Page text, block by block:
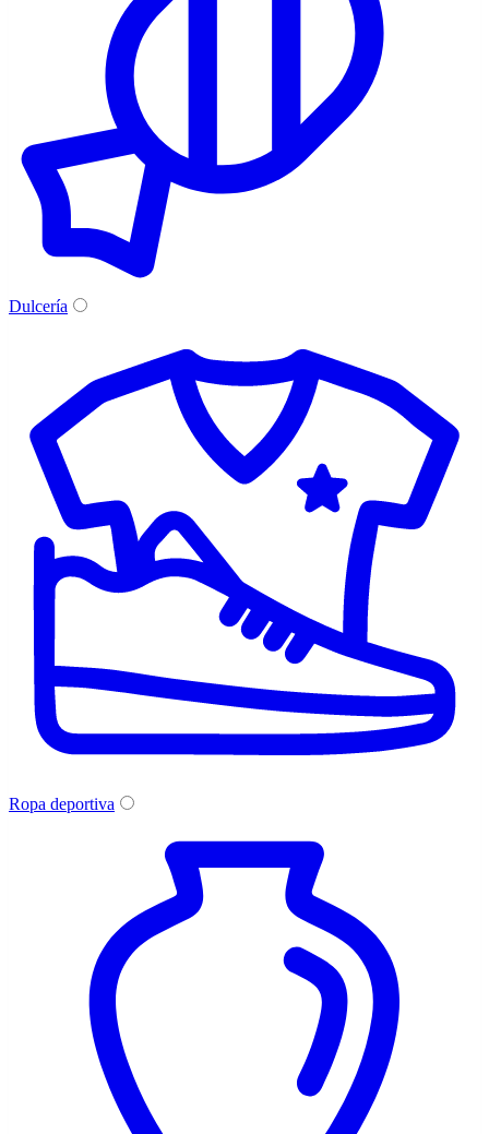
Dulcería
Ropa deportiva